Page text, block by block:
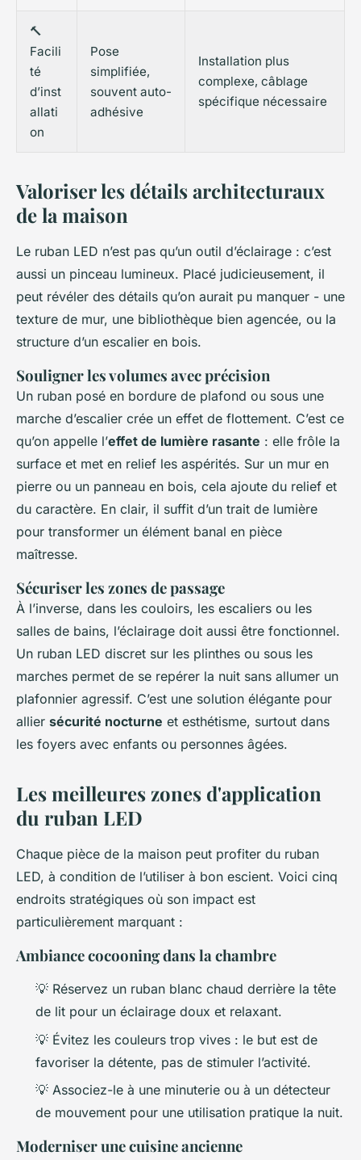
🔨
Facili
té
d’inst
allati
on
Pose
simplifiée,
souvent auto-
adhésive
Installation plus
complexe, câblage
spécifique nécessaire
Valoriser les détails architecturaux
de la maison
Le ruban LED n’est pas qu’un outil d’éclairage : c’est
aussi un pinceau lumineux. Placé judicieusement, il
peut révéler des détails qu’on aurait pu manquer - une
texture de mur, une bibliothèque bien agencée, ou la
structure d’un escalier en bois.
Souligner les volumes avec précision
Un ruban posé en bordure de plafond ou sous une
marche d’escalier crée un effet de flottement. C’est ce
qu’on appelle l’effet de lumière rasante : elle frôle la
surface et met en relief les aspérités. Sur un mur en
pierre ou un panneau en bois, cela ajoute du relief et
du caractère. En clair, il suffit d’un trait de lumière
pour transformer un élément banal en pièce
maîtresse.
Sécuriser les zones de passage
À l’inverse, dans les couloirs, les escaliers ou les
salles de bains, l’éclairage doit aussi être fonctionnel.
Un ruban LED discret sur les plinthes ou sous les
marches permet de se repérer la nuit sans allumer un
plafonnier agressif. C’est une solution élégante pour
allier sécurité nocturne et esthétisme, surtout dans
les foyers avec enfants ou personnes âgées.
Les meilleures zones d'application
du ruban LED
Chaque pièce de la maison peut profiter du ruban
LED, à condition de l’utiliser à bon escient. Voici cinq
endroits stratégiques où son impact est
particulièrement marquant :
Ambiance cocooning dans la chambre
💡 Réservez un ruban blanc chaud derrière la tête
de lit pour un éclairage doux et relaxant.
💡 Évitez les couleurs trop vives : le but est de
favoriser la détente, pas de stimuler l’activité.
💡 Associez-le à une minuterie ou à un détecteur
de mouvement pour une utilisation pratique la nuit.
Moderniser une cuisine ancienne